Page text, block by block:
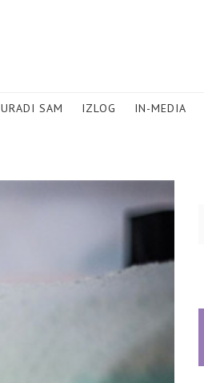
URADI SAM IZLOG IN-MEDIA